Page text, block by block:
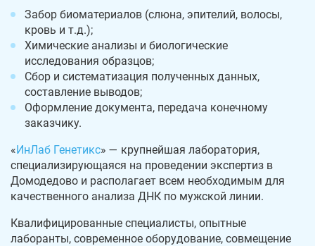
Забор биоматериалов (слюна, эпителий, волосы,
кровь и т.д.);
Химические анализы и биологические
исследования образцов;
Сбор и систематизация полученных данных,
составление выводов;
Оформление документа, передача конечному
заказчику.
«ИнЛаб Генетикс» — крупнейшая лаборатория,
специализирующаяся на проведении экспертиз в
Домодедово и располагает всем необходимым для
качественного анализа ДНК по мужской линии.
Квалифицированные специалисты, опытные
лаборанты, современное оборудование, совмещение